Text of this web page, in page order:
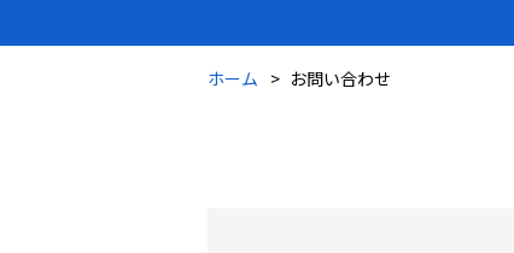
ホーム お問い合わせ